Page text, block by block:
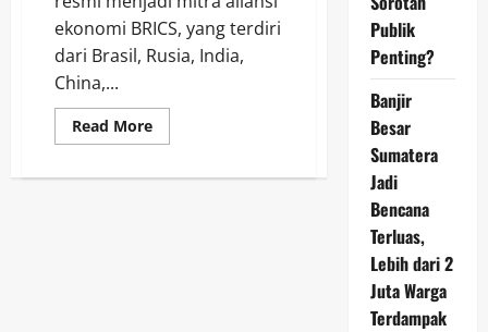
ekonomi BRICS, yang terdiri
dari Brasil, Rusia, India,
China,...
Read MoreRead
more
Indonesia
Publik
Penting?
Banjir
Besar
Sumatera
Jadi
Bencana
Terluas,
Lebih dari 2
Juta Warga
Terdampak